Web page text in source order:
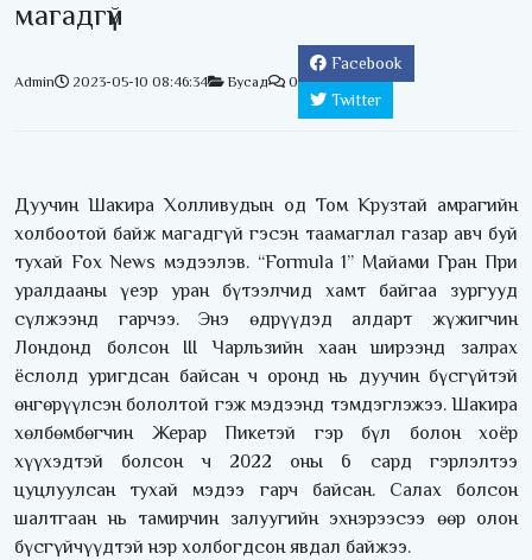
магадгүй
Admin 2023-05-10 08:46:34 Бусад 0
Facebook
Twitter
Дуучин Шакира Холливудын од Том Крузтай амрагийн
холбоотой байж магадгүй гэсэн таамаглал газар авч буй
тухай Fox News мэдээлэв. “Formula 1” Майами Гран При
уралдааны үеэр уран бүтээлчид хамт байгаа зургууд
сүлжээнд гарчээ. Энэ өдрүүдэд алдарт жүжигчин
Лондонд болсон III Чарльзийн хаан ширээнд залрах
ёслолд уригдсан байсан ч оронд нь дуучин бүсгүйтэй
өнгөрүүлсэн бололтой гэж мэдээнд тэмдэглэжээ. Шакира
хөлбөмбөгчин Жерар Пикетэй гэр бүл болон хоёр
хүүхэдтэй болсон ч 2022 оны 6 сард гэрлэлтээ
цуцлуулсан тухай мэдээ гарч байсан. Салах болсон
шалтгаан нь тамирчин залуугийн эхнэрээсээ өөр олон
бүсгүйчүүдтэй нэр холбогдсон явдал байжээ.